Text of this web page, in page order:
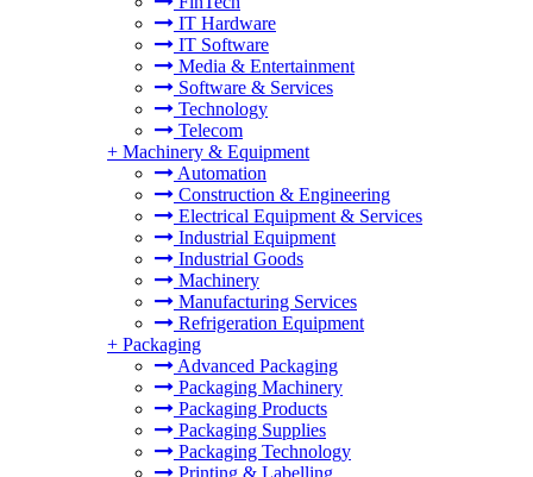
IT Hardware
IT Software
Media & Entertainment
Software & Services
Technology
Telecom
+ Machinery & Equipment
Automation
Construction & Engineering
Electrical Equipment & Services
Industrial Equipment
Industrial Goods
Machinery
Manufacturing Services
Refrigeration Equipment
+ Packaging
Advanced Packaging
Packaging Machinery
Packaging Products
Packaging Supplies
Packaging Technology
Printing & Labelling